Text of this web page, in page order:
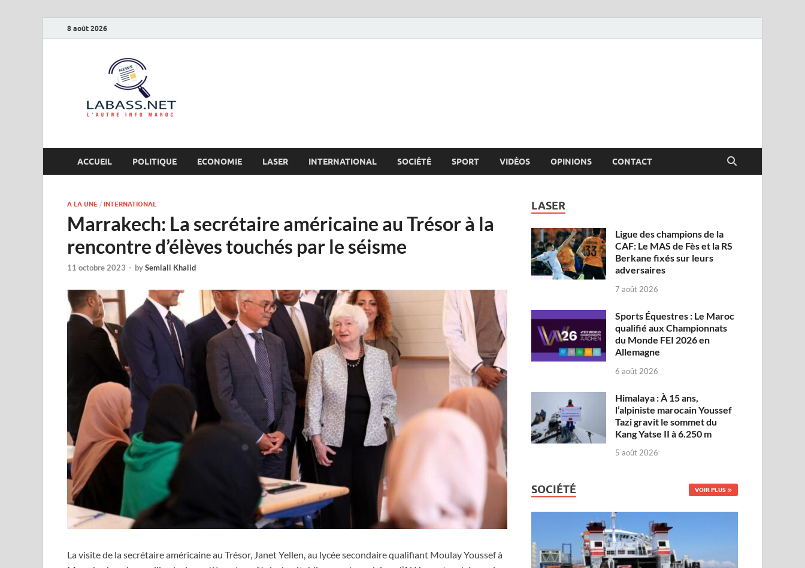
8 août 2026
ACCUEIL POLITIQUE ECONOMIE LASER INTERNATIONAL SOCIÉTÉ SPORT VIDÉOS OPINIONS CONTACT
A LA UNE / INTERNATIONAL
Marrakech: La secrétaire américaine au Trésor à la
rencontre d’élèves touchés par le séisme
11 octobre 2023 - bySemlali Khalid
La visite de la secrétaire américaine au Trésor, Janet Yellen, au lycée secondaire qualifiant Moulay Youssef à
LASER
Ligue des champions de la
CAF: Le MAS de Fès et la RS
Berkane fixés sur leurs
adversaires
7 août 2026
Sports Équestres : Le Maroc
qualifié aux Championnats
du Monde FEI 2026 en
Allemagne
6 août 2026
Himalaya : À 15 ans,
l’alpiniste marocain Youssef
Tazi gravit le sommet du
Kang Yatse II à 6.250 m
5 août 2026
SOCIÉTÉ VOIR PLUS